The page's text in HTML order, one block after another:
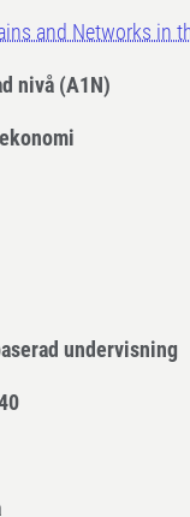
and Networks in
nivå (A1N)
undervisning